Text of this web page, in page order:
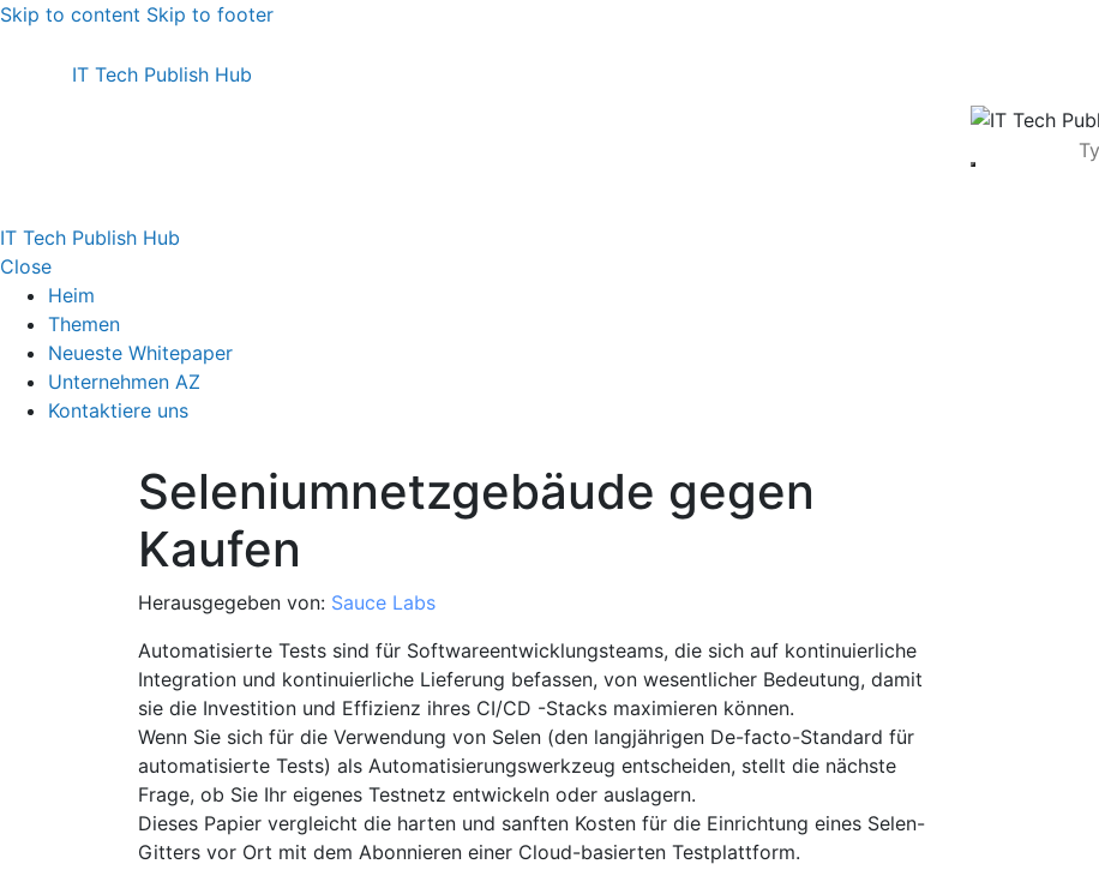
Skip to content Skip to footer
IT Tech Publish Hub
IT Tech Publish Hub
Close
Heim
Themen
Neueste Whitepaper
Unternehmen AZ
Kontaktiere uns
Seleniumnetzgebäude gegen
Kaufen
Herausgegeben von: Sauce Labs
Automatisierte Tests sind für Softwareentwicklungsteams, die sich auf kontinuierliche
Integration und kontinuierliche Lieferung befassen, von wesentlicher Bedeutung, damit
sie die Investition und Effizienz ihres CI/CD -Stacks maximieren können.
Wenn Sie sich für die Verwendung von Selen (den langjährigen De-facto-Standard für
automatisierte Tests) als Automatisierungswerkzeug entscheiden, stellt die nächste
Frage, ob Sie Ihr eigenes Testnetz entwickeln oder auslagern.
Dieses Papier vergleicht die harten und sanften Kosten für die Einrichtung eines Selen-
Gitters vor Ort mit dem Abonnieren einer Cloud-basierten Testplattform.